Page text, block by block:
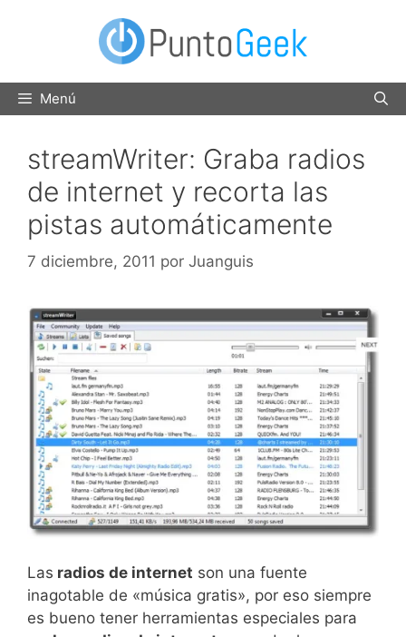
Menú
streamWriter: Graba radios
de internet y recorta las
pistas automáticamente
7 diciembre, 2011 por Juanguis
Las radios de internet son una fuente
inagotable de «música gratis», por eso siempre
es bueno tener herramientas especiales para